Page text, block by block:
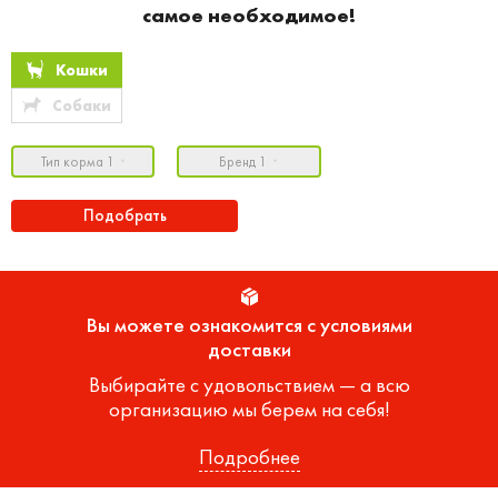
самое необходимое!
Кошки
Собаки
Тип корма 1 Бренд 1
Подобрать
Вы можете ознакомится с условиями
доставки
Выбирайте с удовольствием — а всю
организацию мы берем на себя!
Подробнее